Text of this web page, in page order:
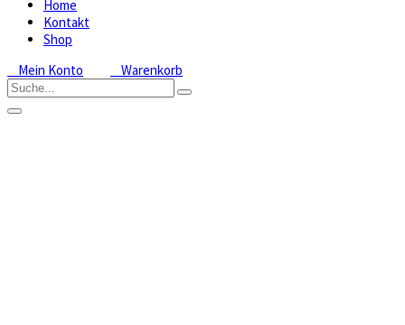
Home
Kontakt
Shop
Mein Konto
Warenkorb